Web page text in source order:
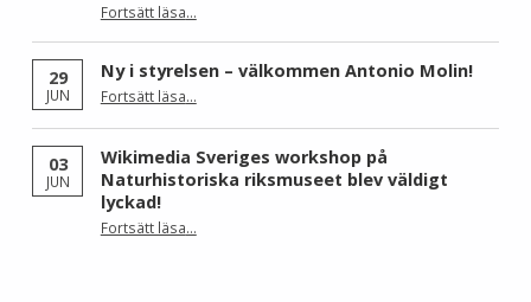
Fortsätt läsa“Wikimedia Sverige och Wikimedia Brasil får Sida-finansiering för att stärka civilsamhället kring fri kunskap”
…
29
JUN
Ny i styrelsen – välkommen Antonio Molin!
Fortsätt läsa“Ny i styrelsen – välkommen Antonio Molin!”
…
03
JUN
Wikimedia Sveriges workshop på
Naturhistoriska riksmuseet blev väldigt
lyckad!
Fortsätt läsa“Wikimedia Sveriges workshop på Naturhistoriska riksmuseet blev väldigt lyckad!”
…